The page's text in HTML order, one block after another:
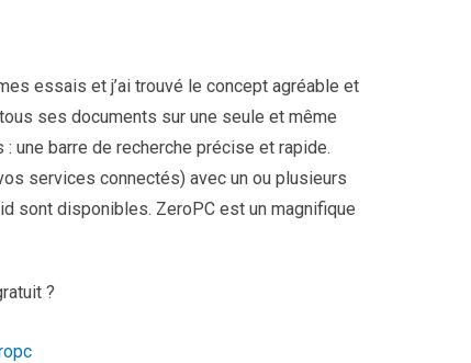
essais et j’ai trouvé le concept agréable et
ses documents sur une seule et même
une barre de recherche précise et rapide.
services connectés) avec un ou plusieurs
sont disponibles. ZeroPC est un magnifique
?